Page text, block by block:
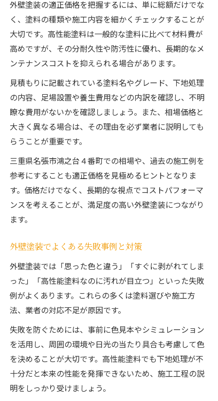
外壁塗装の適正価格を把握するには、単に総額だけでな
く、塗料の種類や施工内容を細かくチェックすることが
大切です。高性能塗料は一般的な塗料に比べて材料費が
高めですが、その分耐久性や防汚性に優れ、長期的なメ
ンテナンスコストを抑えられる場合があります。
見積もりに記載されている塗料名やグレード、下地処理
の内容、足場設置や養生費用などの内訳を確認し、不明
瞭な費用がないかを確認しましょう。また、相場価格と
大きく異なる場合は、その理由を必ず業者に説明しても
らうことが重要です。
三重県名張市鴻之台４番町での相場や、過去の施工例を
参考にすることも適正価格を見極めるヒントとなりま
す。価格だけでなく、長期的な視点でコストパフォーマ
ンスを考えることが、満足度の高い外壁塗装につながり
ます。
外壁塗装でよくある失敗事例と対策
外壁塗装では「思った色と違う」「すぐに剥がれてしま
った」「高性能塗料なのに汚れが目立つ」といった失敗
例がよくあります。これらの多くは塗料選びや施工方
法、業者の対応不足が原因です。
失敗を防ぐためには、事前に色見本やシミュレーション
を活用し、周囲の環境や日光の当たり具合も考慮して色
を決めることが大切です。高性能塗料でも下地処理が不
十分だと本来の性能を発揮できないため、施工工程の説
明をしっかり受けましょう。